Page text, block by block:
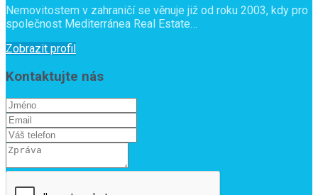
Nemovitostem v zahraničí se věnuje již od roku 2003, kdy pro
společnost Mediterránea Real Estate…
Zobrazit profil
Kontaktujte nás